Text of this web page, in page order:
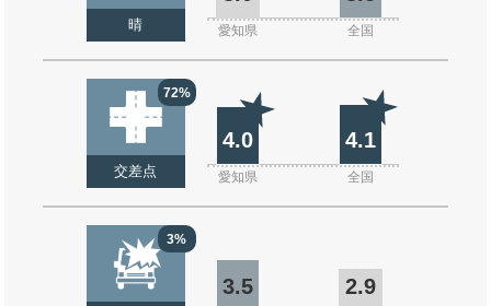
晴 愛知県 全国
72%
交差点
4.0 4.1
愛知県 全国
3%
3.5 2.9